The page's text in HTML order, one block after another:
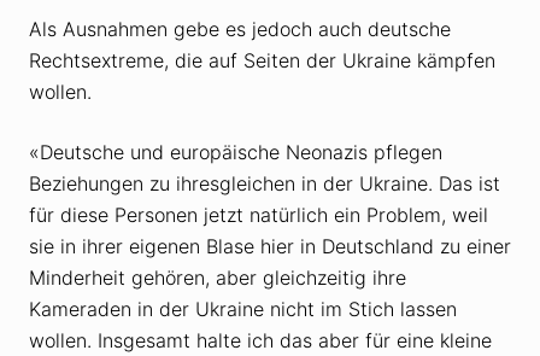
Als Ausnahmen gebe es jedoch auch deutsche
Rechtsextreme, die auf Seiten der Ukraine kämpfen
wollen.
«Deutsche und europäische Neonazis pflegen
Beziehungen zu ihresgleichen in der Ukraine. Das ist
für diese Personen jetzt natürlich ein Problem, weil
sie in ihrer eigenen Blase hier in Deutschland zu einer
Minderheit gehören, aber gleichzeitig ihre
Kameraden in der Ukraine nicht im Stich lassen
wollen. Insgesamt halte ich das aber für eine kleine